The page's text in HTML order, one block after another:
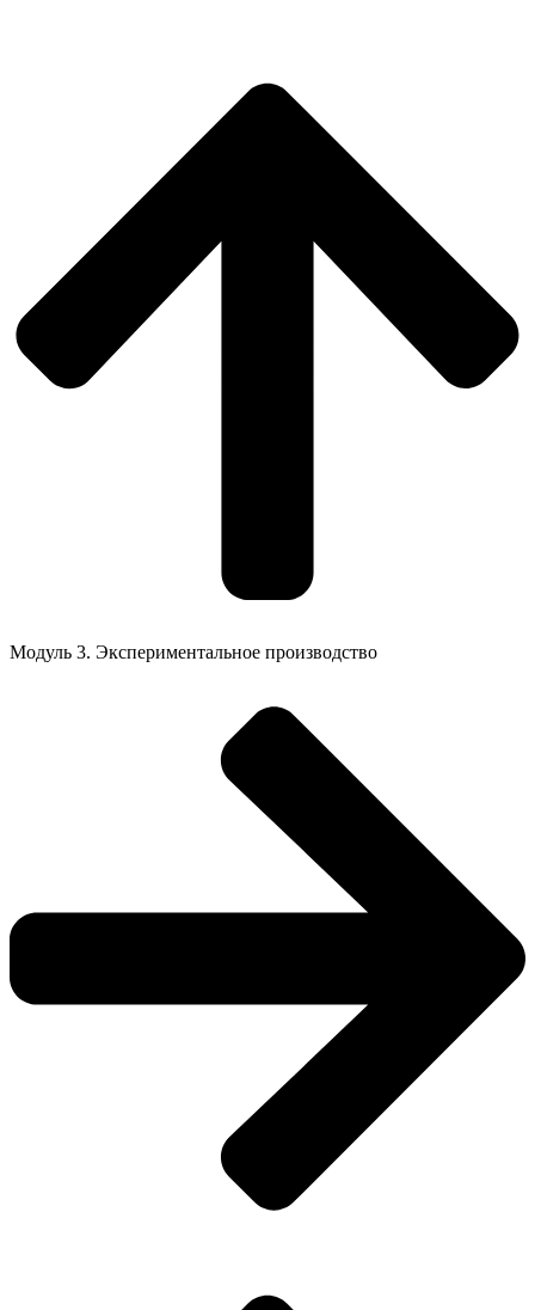
Модуль 3. Экспериментальное производство